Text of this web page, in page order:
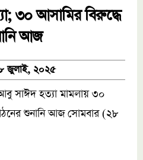
৩০ আসামির বিরুদ্ধে
আজ
জুলাই, ২০২৫
সাঈদ হত্যা মামলায় ৩০
শুনানি আজ সোমবার (২৮